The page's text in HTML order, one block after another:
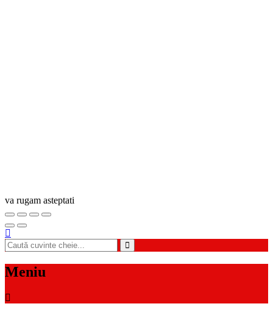
va rugam asteptati
Meniu